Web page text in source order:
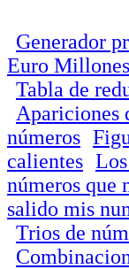
Generador
Euro Millones
Tabla de
Apariciones
números
calientes
números que
salido mis
Trios de